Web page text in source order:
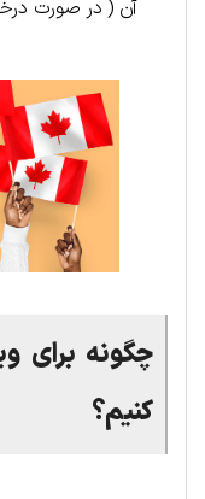
آن ( در صورت
چگونه برای
کنیم؟